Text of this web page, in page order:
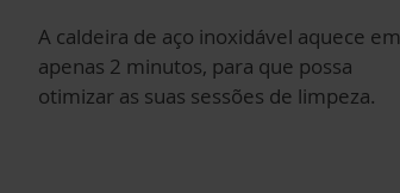
A caldeira de aço inoxidável aquece em
apenas 2 minutos, para que possa
otimizar as suas sessões de limpeza.